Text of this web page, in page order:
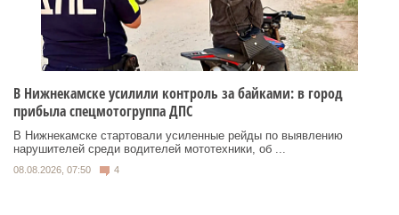
В Нижнекамске усилили контроль за байками: в город
прибыла спецмотогруппа ДПС
В Нижнекамске стартовали усиленные рейды по выявлению
нарушителей среди водителей мототехники, об ...
08.08.2026, 07:50 4